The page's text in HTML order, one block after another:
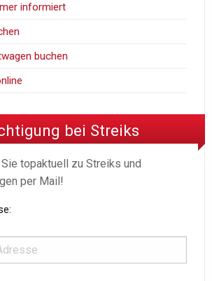
informiert
buchen
bei Streiks
topaktuell zu Streiks und
per Mail!